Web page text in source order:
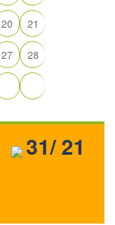
20 21
27 28
31/ 21